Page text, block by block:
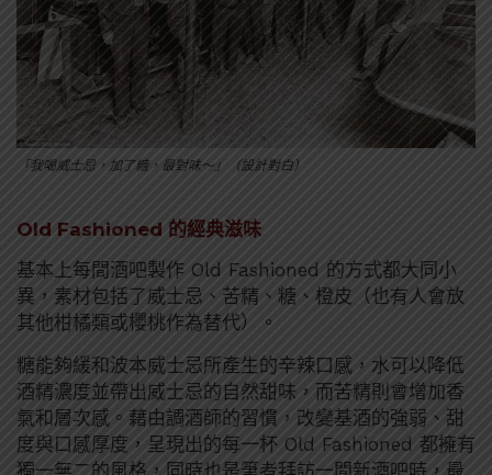
「我喝威士忌，加了糖，最對味～」（設計對白）
Old Fashioned 的經典滋味
基本上每間酒吧製作 Old Fashioned 的方式都大同小
異，素材包括了威士忌、苦精、糖、橙皮（也有人會放
其他柑橘類或櫻桃作為替代）。
糖能夠緩和波本威士忌所產生的辛辣口感，水可以降低
酒精濃度並帶出威士忌的自然甜味，而苦精則會增加香
氣和層次感。藉由調酒師的習慣，改變基酒的強弱、甜
度與口感厚度，呈現出的每一杯 Old Fashioned 都擁有